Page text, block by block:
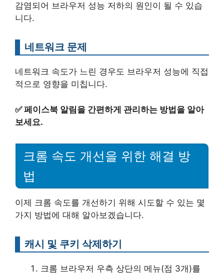
감염되어 브라우저 성능 저하의 원인이 될 수 있습
니다.
네트워크 문제
네트워크 속도가 느린 경우도 브라우저 성능에 직접
적으로 영향을 미칩니다.
✅페이스북 알림을 간편하게 관리하는 방법을 알아
보세요.
크롬 속도 개선을 위한 해결 방
법
이제 크롬 속도를 개선하기 위해 시도할 수 있는 몇
가지 방법에 대해 알아보겠습니다.
캐시 및 쿠키 삭제하기
크롬 브라우저 우측 상단의 메뉴(점 3개)를